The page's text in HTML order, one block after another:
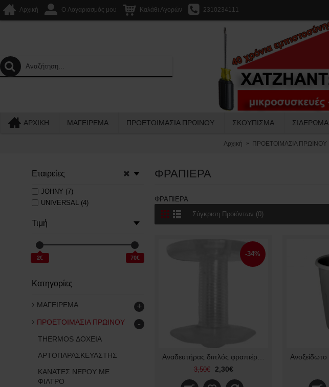
Αρχική O Λογαριασμός μου Καλάθι Αγορών 2310234111
ΑΡΧΙΚΉ ΜΑΓΕΙΡΕΜΑ ΠΡΟΕΤΟΙΜΑΣΙΑ ΠΡΩΙΝΟΥ ΣΚΟΥΠΙΣΜΑ ΣΙΔΕΡΩΜΑ
Αρχική ΠΡΟΕΤΟΙΜΑΣΙΑ ΠΡΩΙΝΟΥ
Εταιρείες
JOHNY (7)
UNIVERSAL (4)
Τιμή
2€ 70€
Κατηγορίες
ΜΑΓΕΙΡΕΜΑ +
ΠΡΟΕΤΟΙΜΑΣΙΑ ΠΡΩΙΝΟΥ -
THERMOS ΔΟΧΕΙΑ
ΑΡΤΟΠΑΡΑΣΚΕΥΑΣΤΗΣ
ΚΑΝΑΤΕΣ ΝΕΡΟΥ ΜΕ
ΦΙΛΤΡΟ
ΦΡΑΠΙΕΡΑ
ΦΡΑΠΙΕΡΑ
Σύγκριση Προϊόντων (0)
-34%
3,50€ 2,30€